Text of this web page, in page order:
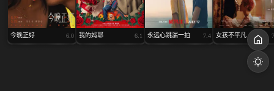
今晚正好 6.0 我的妈耶 6.1 永远心跳漏一拍 7.4 女孩不平凡